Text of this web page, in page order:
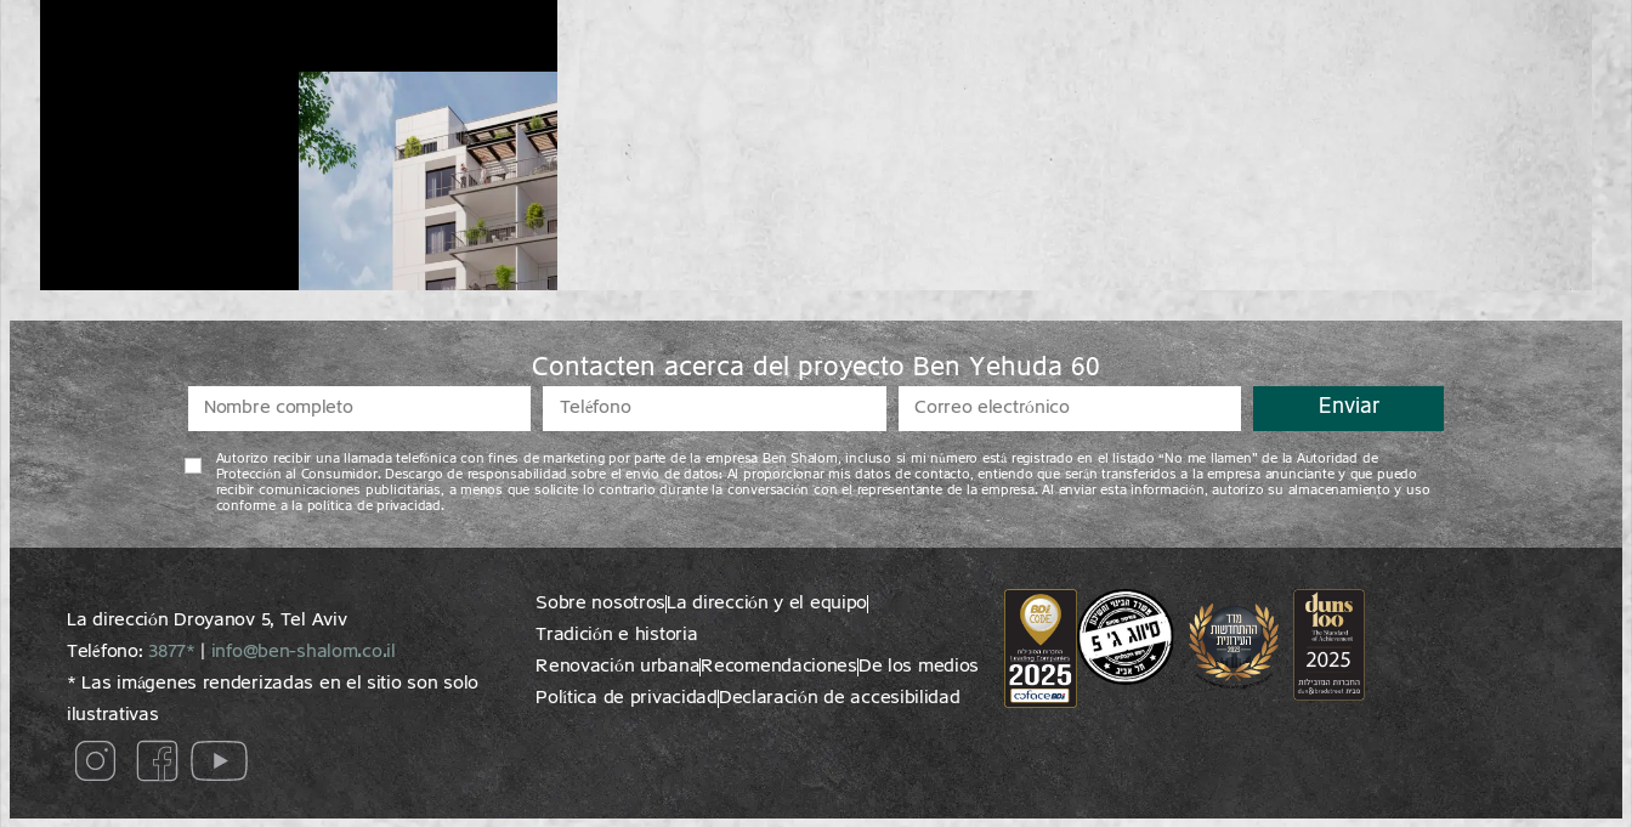
Contacten acerca del proyecto Ben Yehuda 60
Autorizo recibir una llamada telefónica con fines de marketing por parte de la empresa Ben Shalom, incluso si mi número está registrado en el listado “No me llamen” de la Autoridad de
Protección al Consumidor. Descargo de responsabilidad sobre el envío de datos: Al proporcionar mis datos de contacto, entiendo que serán transferidos a la empresa anunciante y que puedo
recibir comunicaciones publicitarias, a menos que solicite lo contrario durante la conversación con el representante de la empresa. Al enviar esta información, autorizo su almacenamiento y uso
conforme a la política de privacidad.
Enviar
La dirección Droyanov 5, Tel Aviv
Teléfono:3877*
info@ben-shalom.co.il
* Las imágenes renderizadas en el sitio son solo
ilustrativas
Sobre nosotrosLa dirección y el equipo
Tradición e historia
Renovación urbanaRecomendacionesDe los medios
Política de privacidadDeclaración de accesibilidad